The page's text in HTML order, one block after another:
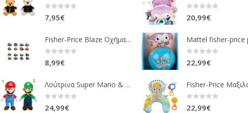
7,95€
Fisher-Price Blaze Οχήματα Die Cast 16 Σχέδια CGF20
8,99€
Λούτρινα Super Mario & Luigi 2 Σχέδια 30,5 Εκ. GOL13769
24,99€
20,99€
22,99€
22,99€